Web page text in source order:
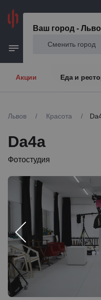
Ваш город -
Сменить город
Акции Еда и
Львов / Красота /
Da4a
Фотостудия